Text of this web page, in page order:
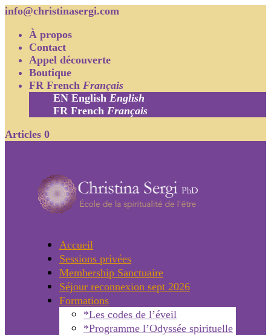
info@christinasergi.com
À propos
Contact
Appel découverte
Boutique
FR French Français
EN English English
FR French Français
Articles 0
Accueil
Sessions privées
Membership Sanctuaire
Séjour reconnexion sept 2026
Formations
*Les codes de l’éveil
*Programme l’Odyssée spirituelle